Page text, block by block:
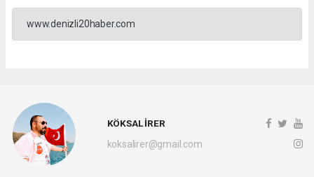
www.denizli20haber.com
KÖKSAL İRER
koksalirer@gmail.com